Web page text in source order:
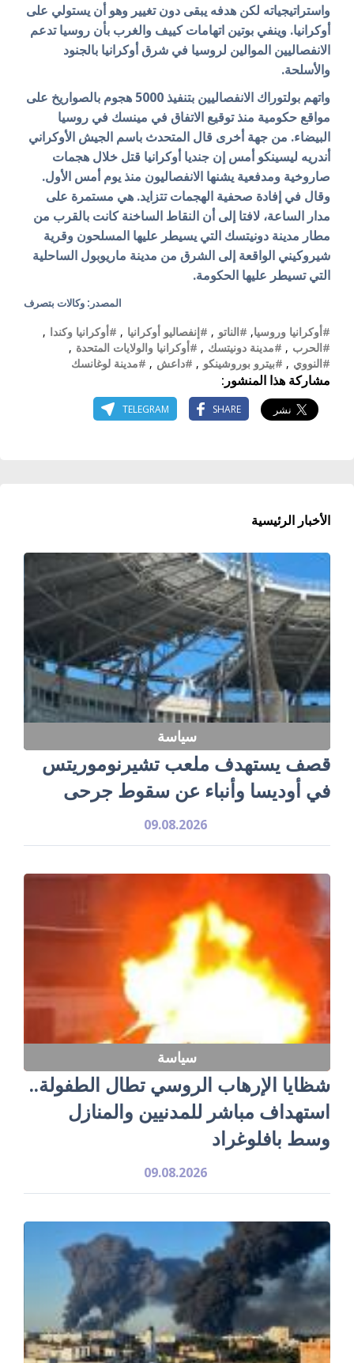
واستراتيجياته لكن هدفه يبقى دون تغيير وهو أن يستولي على
أوكرانيا. وينفي بوتين اتهامات كييف والغرب بأن روسيا تدعم
الانفصاليين الموالين لروسيا في شرق أوكرانيا بالجنود
والأسلحة.
واتهم بولتوراك الانفصاليين بتنفيذ 5000 هجوم بالصواريخ على
مواقع حكومية منذ توقيع الاتفاق في مينسك في روسيا
البيضاء. من جهة أخرى قال المتحدث باسم الجيش الأوكراني
أندريه ليسينكو أمس إن جنديا أوكرانيا قتل خلال هجمات
صاروخية ومدفعية يشنها الانفصاليون منذ يوم أمس الأول.
وقال في إفادة صحفية الهجمات تتزايد. هي مستمرة على
مدار الساعة، لافتا إلى أن النقاط الساخنة كانت بالقرب من
مطار مدينة دونيتسك التي يسيطر عليها المسلحون وقرية
شيروكيني الواقعة إلى الشرق من مدينة ماريوبول الساحلية
التي تسيطر عليها الحكومة.
المصدر: وكالات بتصرف
#أوكرانيا وروسيا, #الناتو , #إنفصاليو أوكرانيا , #أوكرانيا وكندا ,
#الحرب , #مدينة دونيتسك , #أوكرانيا والولايات المتحدة ,
#النووي , #بيترو بوروشينكو , #داعش , #مدينة لوغانسك
مشاركة هذا المنشور:
SHARE
TELEGRAM
الأخبار الرئيسية
سياسة
قصف يستهدف ملعب تشيرنوموريتس
في أوديسا وأنباء عن سقوط جرحى
09.08.2026
سياسة
شظايا الإرهاب الروسي تطال الطفولة..
استهداف مباشر للمدنيين والمنازل
وسط بافلوغراد
09.08.2026